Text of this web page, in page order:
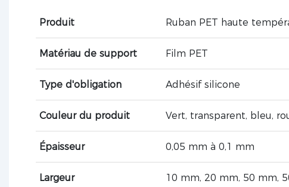
Produit Ruban PET haute
Matériau de support Film PET
Type d'obligation Adhésif silicone
Couleur du produit Vert, transparent, bleu,
Épaisseur 0,05 mm à 0,1 mm
Largeur 10 mm, 20 mm, 50 mm,